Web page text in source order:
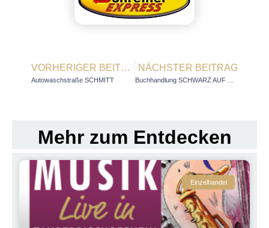
VORHERIGER BEITRAG
Autowaschstraße SCHMITT
NÄCHSTER BEITRAG
Mehr zum Entdecken
Einzelhandel